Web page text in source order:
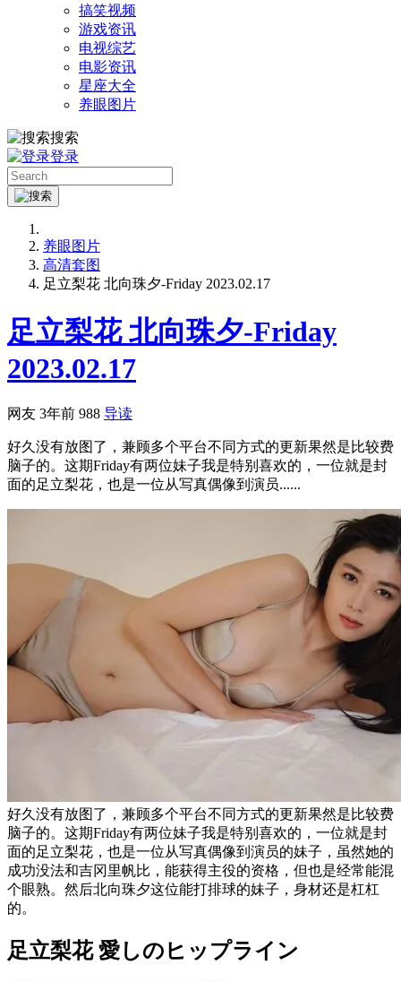
搞笑视频
游戏资讯
电视综艺
电影资讯
星座大全
养眼图片
搜索
登录
养眼图片
高清套图
足立梨花 北向珠夕-Friday 2023.02.17
足立梨花 北向珠夕-Friday
2023.02.17
网友 3年前 988 导读
好久没有放图了，兼顾多个平台不同方式的更新果然是比较费
脑子的。这期Friday有两位妹子我是特别喜欢的，一位就是封
面的足立梨花，也是一位从写真偶像到演员......
好久没有放图了，兼顾多个平台不同方式的更新果然是比较费
脑子的。这期Friday有两位妹子我是特别喜欢的，一位就是封
面的足立梨花，也是一位从写真偶像到演员的妹子，虽然她的
成功没法和吉冈里帆比，能获得主役的资格，但也是经常能混
个眼熟。然后北向珠夕这位能打排球的妹子，身材还是杠杠
的。
足立梨花 愛しのヒップライン